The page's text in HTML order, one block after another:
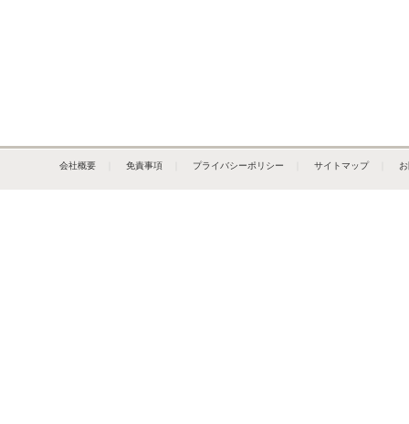
会社概要 免責事項 プライバシーポリシー サイトマップ｜